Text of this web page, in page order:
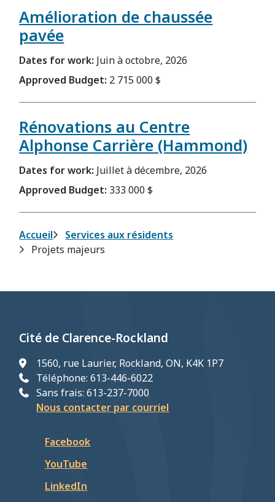
Amélioration de chaussée
pavée
Dates for work: Juin à octobre, 2026
Approved Budget: 2 715 000 $
Rénovations au Centre
Alphonse Carrière (Hammond)
Dates for work: Juillet à décembre, 2026
Approved Budget: 333 000 $
Fil
Accueil
Services aux résidents
Projets majeurs
Cité de Clarence-Rockland
1560, rue Laurier, Rockland, ON, K4K 1P7
Téléphone: 613-446-6022
Sans frais: 613-237-7000
Nous contacter par courriel
Facebook
YouTube
LinkedIn